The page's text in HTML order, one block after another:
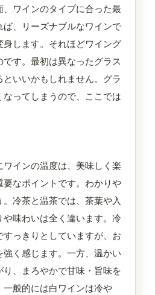
、ワインのタイプに合った最
、リーズナブルなワインで
身します。それほどワイング
す。最初は異なったグラス
いいかもしれません。グラ
ってしまうので、ここでは
インの温度は、美味しく楽
要なポイントです。わかりや
冷茶と温茶では、茶葉や入
味わいは全く違います。冷
っきりとしていますが、お
く感じます。一方、温かい
り、まろやかで甘味・旨味を
般的には白ワインは冷や